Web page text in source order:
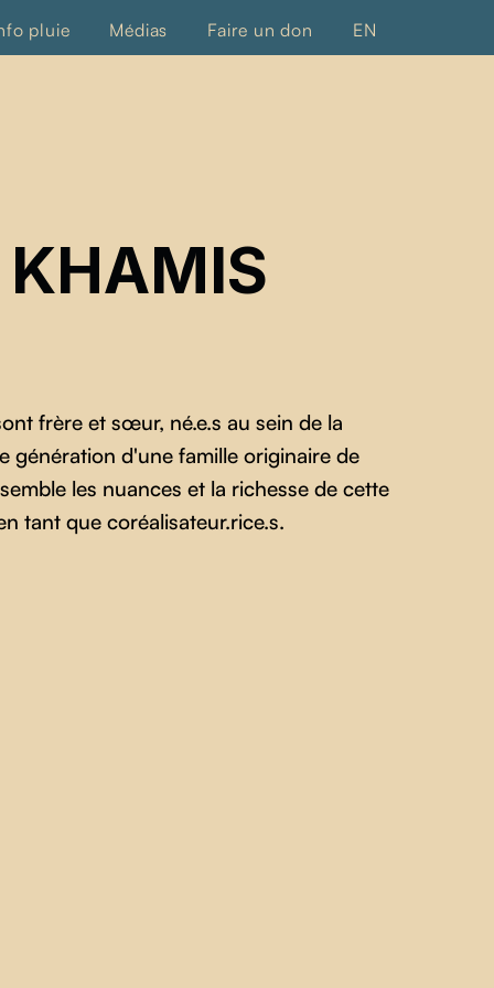
pluie Médias Faire un don EN
frère et sœur, né.e.s au sein de la
génération d'une famille originaire de
les nuances et la richesse de cette
tant que coréalisateur.rice.s.